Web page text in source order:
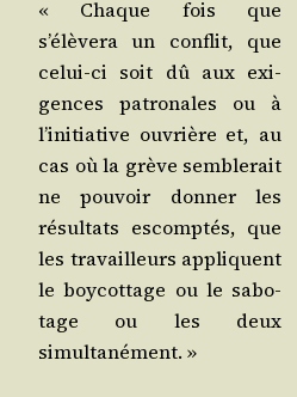
« Chaque fois que
s’élèvera un conflit, que
celui-ci soit dû aux exi­
gences patro­nales ou à
l’initiative ouvrière et, au
cas où la grève sem­ble­rait
ne pou­voir don­ner les
résul­tats escomp­tés, que
les tra­vailleurs appliquent
le boy­cot­tage ou le sabo­
tage ou les deux
simultanément. »